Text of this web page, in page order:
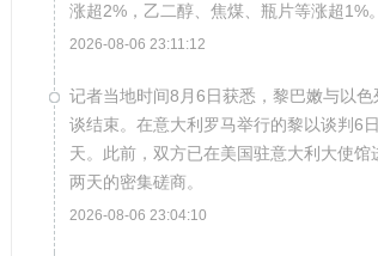
涨超2%，乙二醇、焦煤、瓶片等涨超1%。
2026-08-06 23:11:12
记者当地时间8月6日获悉，黎巴嫩与以色
谈结束。在意大利罗马举行的黎以谈判6
天。此前，双方已在美国驻意大利大使馆
两天的密集磋商。
2026-08-06 23:04:10